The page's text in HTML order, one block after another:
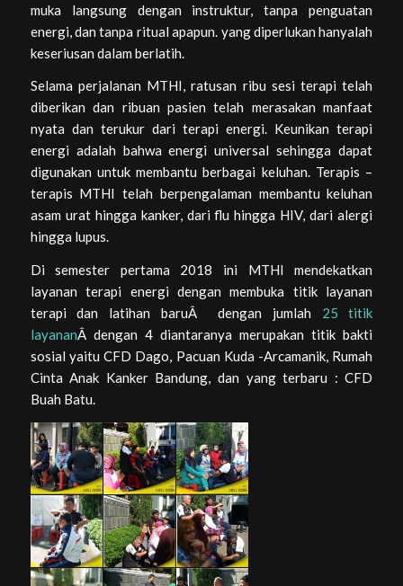
muka langsung dengan instruktur, tanpa penguatan
energi, dan tanpa ritual apapun. yang diperlukan hanyalah
keseriusan dalam berlatih.
Selama perjalanan MTHI, ratusan ribu sesi terapi telah
diberikan dan ribuan pasien telah merasakan manfaat
nyata dan terukur dari terapi energi. Keunikan terapi
energi adalah bahwa energi universal sehingga dapat
digunakan untuk membantu berbagai keluhan. Terapis –
terapis MTHI telah berpengalaman membantu keluhan
asam urat hingga kanker, dari flu hingga HIV, dari alergi
hingga lupus.
Di semester pertama 2018 ini MTHI mendekatkan
layanan terapi energi dengan membuka titik layanan
terapi dan latihan baruÂ dengan jumlah 25 titik
layananÂ dengan 4 diantaranya merupakan titik bakti
sosial yaitu CFD Dago, Pacuan Kuda -Arcamanik, Rumah
Cinta Anak Kanker Bandung, dan yang terbaru : CFD
Buah Batu.